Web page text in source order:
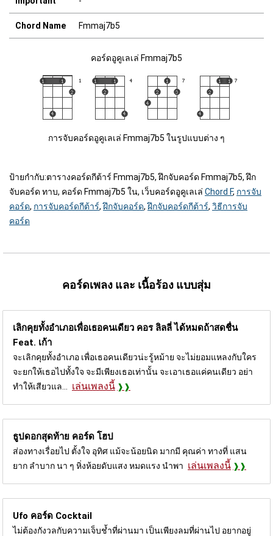
Chord Name Fmmaj7b5
คอร์ดอูคูเลเล่ Fmmaj7b5
การจับคอร์ดอูคูเลเล่ Fmmaj7b5 ในรูปแบบต่าง ๆ
ป้ายกำกับ:ตารางคอร์ดกีต้าร์ Fmmaj7b5, ฝึกจับคอร์ด Fmmaj7b5, ฝึก
จับคอร์ด ทาบ, คอร์ด Fmmaj7b5 ใน, เว็บคอร์ดอูคูเลเล่ Chord F, การจับ
คอร์ด, การจับคอร์ดกีต้าร์,ฝึกจับคอร์ด,ฝึกจับคอร์ดกีต้าร์, วิธีการจับ
คอร์ด
คอร์ดเพลง และ เนื้อร้อง แบบสุ่ม
เลิกคุยทั้งอำเภอเพื่อเธอคนเดียว คอร ลิลลี่ ได้หมดถ้าสดชื่น
Feat. เก้า
จะเลิกคุยทั้งอำเภอ เพื่อเธอคนเดียวน่ะรู้หม้าย จะไม่ยอมแหลงกับใคร
จะยกให้เธอไปทั้งใจ จะมีเพียงเธอเท่านั้น จะเอาเธอแค่คนเดียว อย่า
ทำให้เสียวแล...
เล่นเพลงนี้
ธูปดอกสุดท้าย คอร์ด โฮป
ส่องทางเรื่อยไป ตั้งใจ อุทิศ แม้จะน้อยนิด มากมี คุณค่า ทางที่ แสน
ยาก ลำบาก นา ๆ หิ่งห้อยดับแสง หมดแรง นำพา เล่นเพลงนี้
Ufo คอร์ด Cocktail
ไม่ต้องกังวลกับความเจ็บช้ำที่ผ่านมา เป็นเพียงลมที่ผ่านไป อยากอยู่